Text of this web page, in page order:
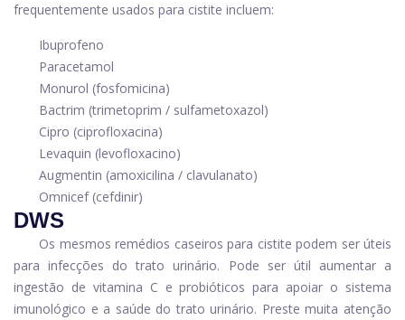
frequentemente usados ​​para cistite incluem:
Ibuprofeno
Paracetamol
Monurol (fosfomicina)
Bactrim (trimetoprim / sulfametoxazol)
Cipro (ciprofloxacina)
Levaquin (levofloxacino)
Augmentin (amoxicilina / clavulanato)
Omnicef ​​(cefdinir)
DWS
Os mesmos remédios caseiros para cistite podem ser úteis
para infecções do trato urinário. Pode ser útil aumentar a
ingestão de vitamina C e probióticos para apoiar o sistema
imunológico e a saúde do trato urinário. Preste muita atenção